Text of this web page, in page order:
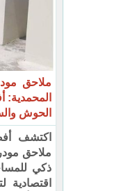
ملاحق
المحمدية:
الحوش
اكتشف
ملاحق
ذكي